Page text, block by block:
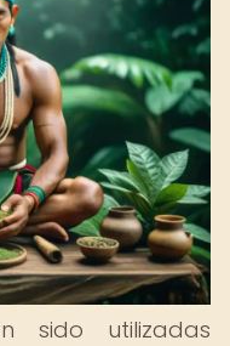
sido utilizadas